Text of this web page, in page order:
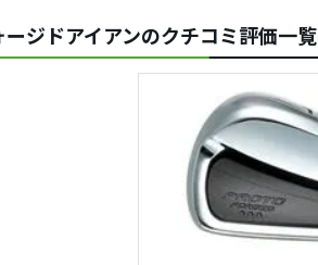
ジドアイアンのクチコミ評価一覧